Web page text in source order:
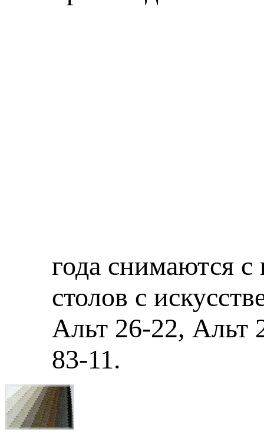
года снимаются
столов с
Альт 26-22, Альт
83-11.